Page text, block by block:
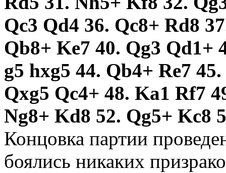
Qc3 Qd4 36. Qc8+ Rd8
Qb8+ Ke7 40. Qg3 Qd1+
g5 hxg5 44. Qb4+ Re7
Qxg5 Qc4+ 48. Ka1 Rf7
Ng8+ Kd8 52. Qg5+ Kc8
Концовка партии
боялись никаких